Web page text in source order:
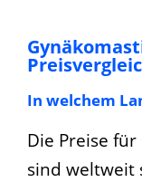
In welchem
Die Preise
sind weltweit